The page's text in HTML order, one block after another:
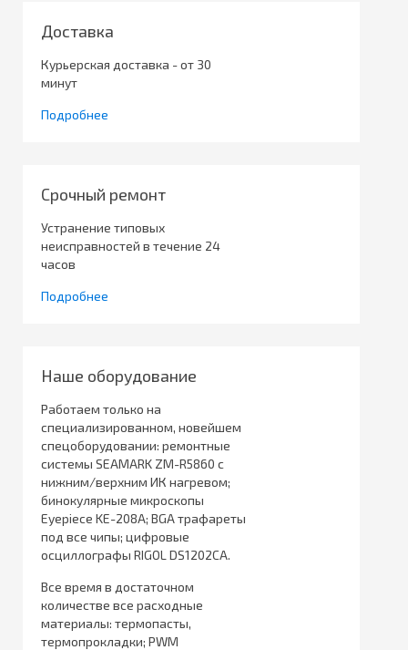
Доставка
Курьерская доставка - от 30
минут
Подробнее
Срочный ремонт
Устранение типовых
неисправностей в течение 24
часов
Подробнее
Наше оборудование
Работаем только на
специализированном, новейшем
спецоборудовании: ремонтные
системы SEAMARK ZM-R5860 с
нижним/верхним ИК нагревом;
бинокулярные микроскопы
Eyepiece KE-208A; BGA трафареты
под все чипы; цифровые
осциллографы RIGOL DS1202CA.
Все время в достаточном
количестве все расходные
материалы: термопасты,
термопрокладки; PWM